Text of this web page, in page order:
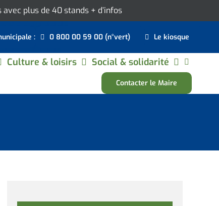
avec plus de 40 stands + d’infos
: 0 800 00 59 00 (n°vert) Le kiosque
Culture & loisirs Social & solidarité
Contacter le Maire